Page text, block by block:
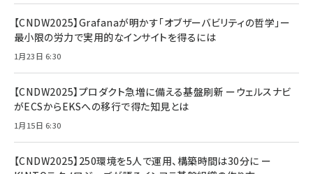
【CNDW2025】Grafanaが明かす「オブザーバビリティの哲学」ー
最小限の労力で実用的なインサイトを得るには
1月23日 6:30
【CNDW2025】プロダクト急増に備える基盤刷新 ーウェルスナビ
がECSからEKSへの移行で得た知見とは
1月15日 6:30
【CNDW2025】250環境を5人で運用、構築時間は30分に ー